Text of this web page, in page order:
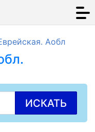
Аобл
ИСКАТЬ